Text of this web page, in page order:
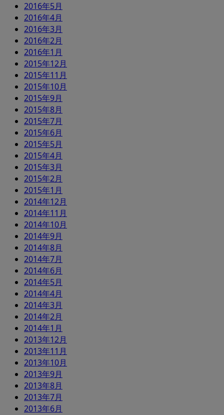
2016年5月
2016年4月
2016年3月
2016年2月
2016年1月
2015年12月
2015年11月
2015年10月
2015年9月
2015年8月
2015年7月
2015年6月
2015年5月
2015年4月
2015年3月
2015年2月
2015年1月
2014年12月
2014年11月
2014年10月
2014年9月
2014年8月
2014年7月
2014年6月
2014年5月
2014年4月
2014年3月
2014年2月
2014年1月
2013年12月
2013年11月
2013年10月
2013年9月
2013年8月
2013年7月
2013年6月